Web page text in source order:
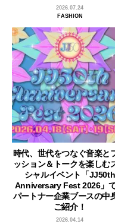
2026.07.24
FASHION
時代、世代をつなぐ音楽と
ッション＆トークを楽しむ
シャルイベント「JJ50th
Anniversary Fest 2026」
パートナー企業ブースの中
ご紹介！
2026.04.14